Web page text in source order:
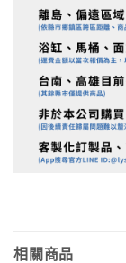
相關商品